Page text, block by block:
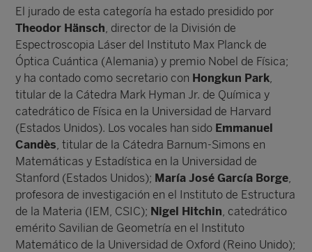
El jurado de esta categoría ha estado presidido por
Theodor Hänsch, director de la División de
Espectroscopia Láser del Instituto Max Planck de
Óptica Cuántica (Alemania) y premio Nobel de Física;
y ha contado como secretario con Hongkun Park,
titular de la Cátedra Mark Hyman Jr. de Química y
catedrático de Física en la Universidad de Harvard
(Estados Unidos). Los vocales han sido Emmanuel
Candès, titular de la Cátedra Barnum-Simons en
Matemáticas y Estadística en la Universidad de
Stanford (Estados Unidos); María José García Borge,
profesora de investigación en el Instituto de Estructura
de la Materia (IEM, CSIC); Nigel Hitchin, catedrático
emérito Savilian de Geometría en el Instituto
Matemático de la Universidad de Oxford (Reino Unido);